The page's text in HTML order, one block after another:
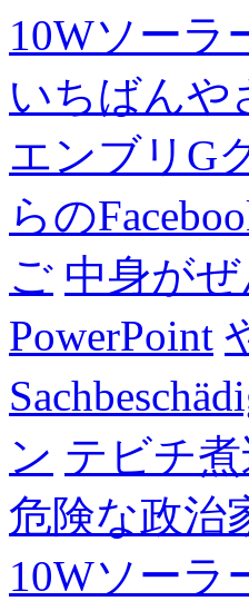
10Wソーラ
いちばんや
エンブリG
らの
ご 中身が
PowerPoint
ン テビチ煮
危険な政治
10Wソーラ